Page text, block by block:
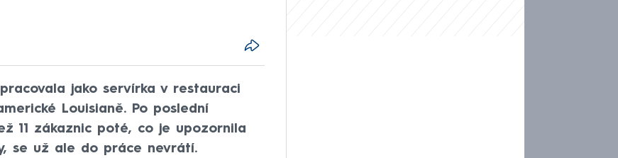
jako servírka v restauraci
Louisianě. Po poslední
11 zákaznic poté, co je upozornila
se už ale do práce nevrátí.